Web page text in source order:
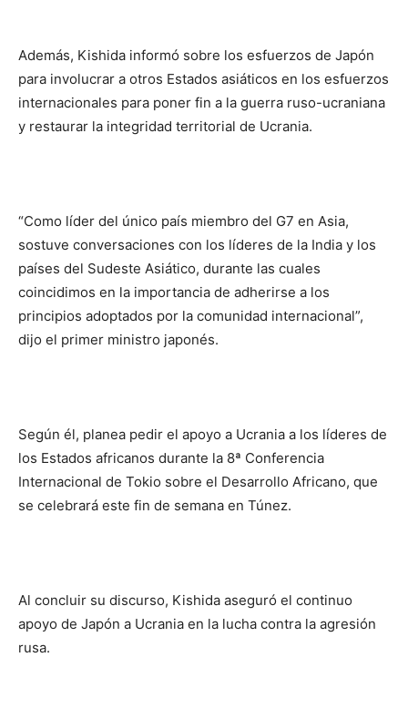
Además, Kishida informó sobre los esfuerzos de Japón
para involucrar a otros Estados asiáticos en los esfuerzos
internacionales para poner fin a la guerra ruso-ucraniana
y restaurar la integridad territorial de Ucrania.
“Como líder del único país miembro del G7 en Asia,
sostuve conversaciones con los líderes de la India y los
países del Sudeste Asiático, durante las cuales
coincidimos en la importancia de adherirse a los
principios adoptados por la comunidad internacional”,
dijo el primer ministro japonés.
Según él, planea pedir el apoyo a Ucrania a los líderes de
los Estados africanos durante la 8ª Conferencia
Internacional de Tokio sobre el Desarrollo Africano, que
se celebrará este fin de semana en Túnez.
Al concluir su discurso, Kishida aseguró el continuo
apoyo de Japón a Ucrania en la lucha contra la agresión
rusa.